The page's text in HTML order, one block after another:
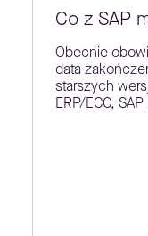
Co z SAP
Obecnie
data
starszych
ERP/ECC,